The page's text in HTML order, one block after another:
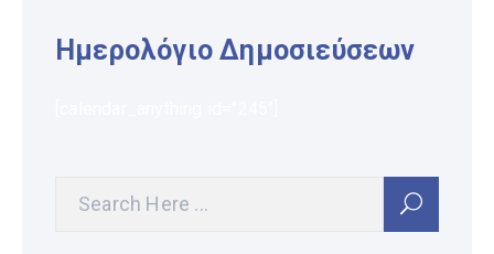
Ημερολόγιο Δημοσιεύσεων